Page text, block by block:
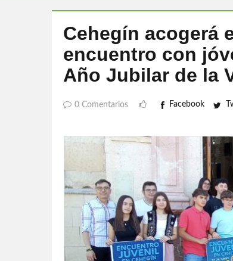
Cehegín acogerá
encuentro con
Año Jubilar de la
0 Comentarios Facebook